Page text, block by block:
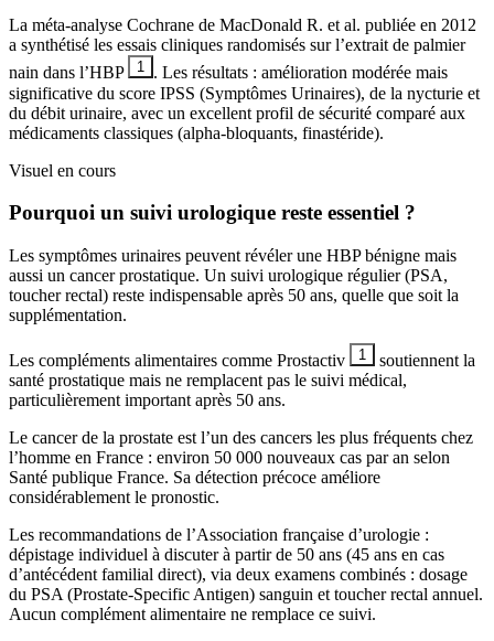
La méta-analyse Cochrane de MacDonald R. et al. publiée en 2012
a synthétisé les essais cliniques randomisés sur l’extrait de palmier
nain dans l’HBP
1 . Les résultats : amélioration modérée mais
significative du score IPSS (Symptômes Urinaires), de la nycturie et
du débit urinaire, avec un excellent profil de sécurité comparé aux
médicaments classiques (alpha-bloquants, finastéride).
Visuel en cours
Pourquoi un suivi urologique reste essentiel ?
Les symptômes urinaires peuvent révéler une HBP bénigne mais
aussi un cancer prostatique. Un suivi urologique régulier (PSA,
toucher rectal) reste indispensable après 50 ans, quelle que soit la
supplémentation.
Les compléments alimentaires comme Prostactiv 1
soutiennent la
santé prostatique mais ne remplacent pas le suivi médical,
particulièrement important après 50 ans.
Le cancer de la prostate est l’un des cancers les plus fréquents chez
l’homme en France : environ 50 000 nouveaux cas par an selon
Santé publique France. Sa détection précoce améliore
considérablement le pronostic.
Les recommandations de l’Association française d’urologie :
dépistage individuel à discuter à partir de 50 ans (45 ans en cas
d’antécédent familial direct), via deux examens combinés : dosage
du PSA (Prostate-Specific Antigen) sanguin et toucher rectal annuel.
Aucun complément alimentaire ne remplace ce suivi.